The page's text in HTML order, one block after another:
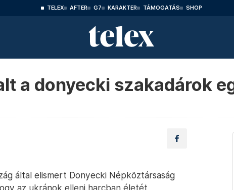
TELEX AFTER G7 KARAKTER TÁMOGATÁS SHOP
a donyecki szakadárok
által elismert Donyecki Népköztársaság
az ukránok elleni harcban életét